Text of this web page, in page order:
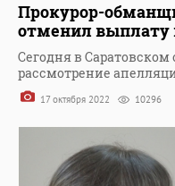
Прокурор-
отменил выплату
Сегодня в Саратовском
рассмотрение
17 октября 2022 10296